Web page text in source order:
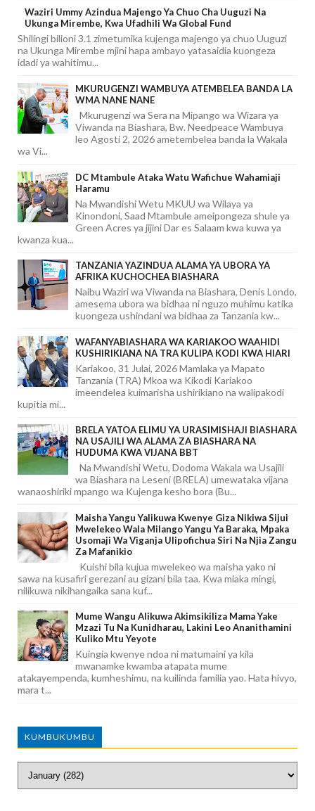
Waziri Ummy Azindua Majengo Ya Chuo Cha Uuguzi Na
Ukunga Mirembe, Kwa Ufadhili Wa Global Fund
Shilingi bilioni 3.1 zimetumika kujenga majengo ya chuo Uuguzi
na Ukunga Mirembe mjini hapa ambayo yatasaidia kuongeza
idadi ya wahitimu...
MKURUGENZI WAMBUYA ATEMBELEA BANDA LA
WMA NANE NANE
Mkurugenzi wa Sera na Mipango wa Wizara ya
Viwanda na Biashara, Bw. Needpeace Wambuya
leo Agosti 2, 2026 ametembelea banda la Wakala
wa Vi...
DC Mtambule Ataka Watu Wafichue Wahamiaji
Haramu
Na Mwandishi Wetu MKUU wa Wilaya ya
Kinondoni, Saad Mtambule ameipongeza shule ya
Green Acres ya jijini Dar es Salaam kwa kuwa ya
kwanza kua...
TANZANIA YAZINDUA ALAMA YA UBORA YA
AFRIKA KUCHOCHEA BIASHARA
Naibu Waziri wa Viwanda na Biashara, Denis Londo,
amesema ubora wa bidhaa ni nguzo muhimu katika
kuongeza ushindani wa bidhaa za Tanzania kw...
WAFANYABIASHARA WA KARIAKOO WAAHIDI
KUSHIRIKIANA NA TRA KULIPA KODI KWA HIARI
Kariakoo, 31 Julai, 2026 Mamlaka ya Mapato
Tanzania (TRA) Mkoa wa Kikodi Kariakoo
imeendelea kuimarisha ushirikiano na walipakodi
kupitia mi...
BRELA YATOA ELIMU YA URASIMISHAJI BIASHARA
NA USAJILI WA ALAMA ZA BIASHARA NA
HUDUMA KWA VIJANA BBT
Na Mwandishi Wetu, Dodoma Wakala wa Usajili
wa Biashara na Leseni (BRELA) umewataka vijana
wanaoshiriki mpango wa Kujenga kesho bora (Bu...
Maisha Yangu Yalikuwa Kwenye Giza Nikiwa Sijui
Mwelekeo Wala Milango Yangu Ya Baraka, Mpaka
Usomaji Wa Viganja Ulipofichua Siri Na Njia Zangu
Za Mafanikio
Kuishi bila kujua mwelekeo wa maisha yako ni
sawa na kusafiri gerezani au gizani bila taa. Kwa miaka mingi,
nilikuwa nikihangaika sana kuf...
Mume Wangu Alikuwa Akimsikiliza Mama Yake
Mzazi Tu Na Kunidharau, Lakini Leo Ananithamini
Kuliko Mtu Yeyote
Kuingia kwenye ndoa ni matumaini ya kila
mwanamke kwamba atapata mume
atakayempenda, kumheshimu, na kuilinda familia yao. Hata hivyo,
mara t...
KUMBUKUMBU